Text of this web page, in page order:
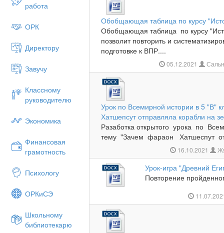
работа
ОРК
Директору
Завучу
Классному
руководителю
Экономика
Финансовая
грамотность
Психологу
ОРКиСЭ
Школьному
библиотекарю
Обобщающая таблица по курсу
Обобщающая таблица по курсу
позволит повторить и
подготовке к ВПР....
05.12.2021
Урок по Всемирной истории в 5 "В"
Хатшепсут отправляла корабли на
Разаботка открытого урока по
тему "Зачем фараон Хатшеспут
16.10.2021
Урок-игра "Древний
Повторение